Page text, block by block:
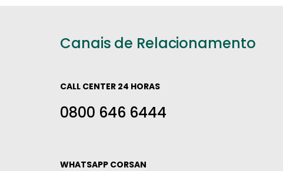
Canais de Relacionamento
CALL CENTER 24 HORAS
0800 646 6444
WHATSAPP CORSAN